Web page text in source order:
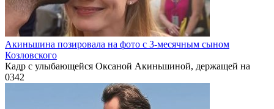
Акиньшина позировала на фото с 3-месячным сыном
Козловского
Кадр с улыбающейся Оксаной Акиньшиной, держащей на
0342